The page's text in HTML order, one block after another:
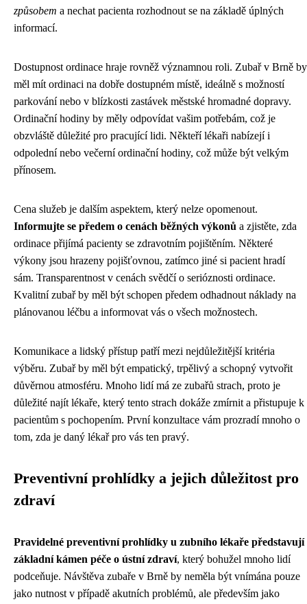
způsobem a nechat pacienta rozhodnout se na základě úplných
informací.
Dostupnost ordinace hraje rovněž významnou roli. Zubař v Brně by
měl mít ordinaci na dobře dostupném místě, ideálně s možností
parkování nebo v blízkosti zastávek městské hromadné dopravy.
Ordinační hodiny by měly odpovídat vašim potřebám, což je
obzvláště důležité pro pracující lidi. Někteří lékaři nabízejí i
odpolední nebo večerní ordinační hodiny, což může být velkým
přínosem.
Cena služeb je dalším aspektem, který nelze opomenout.
Informujte se předem o cenách běžných výkonů a zjistěte, zda
ordinace přijímá pacienty se zdravotním pojištěním. Některé
výkony jsou hrazeny pojišťovnou, zatímco jiné si pacient hradí
sám. Transparentnost v cenách svědčí o serióznosti ordinace.
Kvalitní zubař by měl být schopen předem odhadnout náklady na
plánovanou léčbu a informovat vás o všech možnostech.
Komunikace a lidský přístup patří mezi nejdůležitější kritéria
výběru. Zubař by měl být empatický, trpělivý a schopný vytvořit
důvěrnou atmosféru. Mnoho lidí má ze zubařů strach, proto je
důležité najít lékaře, který tento strach dokáže zmírnit a přistupuje k
pacientům s pochopením. První konzultace vám prozradí mnoho o
tom, zda je daný lékař pro vás ten pravý.
Preventivní prohlídky a jejich důležitost pro
zdraví
Pravidelné preventivní prohlídky u zubního lékaře představují
základní kámen péče o ústní zdraví, který bohužel mnoho lidí
podceňuje. Návštěva zubaře v Brně by neměla být vnímána pouze
jako nutnost v případě akutních problémů, ale především jako